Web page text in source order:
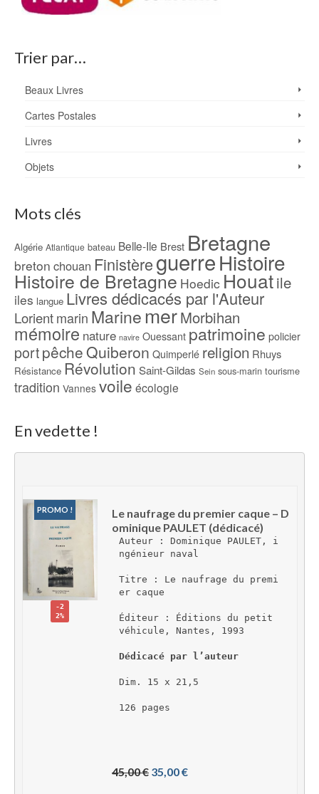
Trier par…
Beaux Livres
Cartes Postales
Livres
Objets
Mots clés
Algérie Atlantique bateau Belle-Ile Brest Bretagne
breton chouan FinistèreguerreHistoire
Histoire de Bretagne Hoedic Houatile
iles langue Livres dédicacés par l'Auteur
Lorientmarin Marine merMorbihan
mémoire nature navire Ouessant patrimoine policier
portpêcheQuiberon Quimperlé religion Rhuys
Résistance Révolution Saint-Gildas Sein sous-marin tourisme
tradition Vannes voile écologie
En vedette !
PROMO !
-2
2%
Le naufrage du premier caque – D
ominique PAULET (dédicacé)
Auteur : Dominique PAULET, i
ngénieur naval
Titre : Le naufrage du premi
er caque
Éditeur : Éditions du petit
véhicule, Nantes, 1993
Dédicacé par l’auteur
Dim. 15 x 21,5
126 pages
45,00 € L
35,00 €L